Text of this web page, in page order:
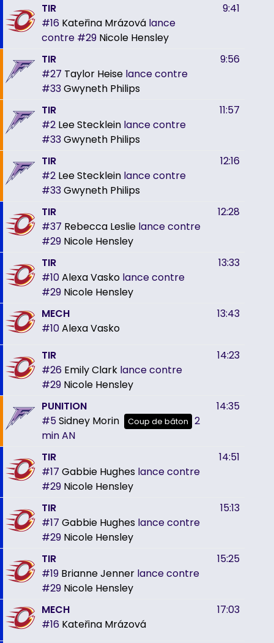
TIR
#16 Kateřina Mrázová lance
contre #29 Nicole Hensley
9:41
TIR
#27 Taylor Heise lance contre
#33Gwyneth Philips
9:56
TIR
#2 Lee Stecklein lance contre
#33Gwyneth Philips
11:57
TIR
#2 Lee Stecklein lance contre
#33Gwyneth Philips
12:16
TIR
#37 Rebecca Leslie lance contre
#29 Nicole Hensley
12:28
TIR
#10Alexa Vasko lance contre
#29 Nicole Hensley
13:33
MECH
#10Alexa Vasko
13:43
TIR
#26 Emily Clark lance contre
#29 Nicole Hensley
14:23
PUNITION
#5Sidney Morin Coup de bâton
2
minAN
14:35
TIR
#17 Gabbie Hughes lance contre
#29 Nicole Hensley
14:51
TIR
#17 Gabbie Hughes lance contre
#29 Nicole Hensley
15:13
TIR
#19 Brianne Jenner lance contre
#29 Nicole Hensley
15:25
MECH
#16 Kateřina Mrázová
17:03